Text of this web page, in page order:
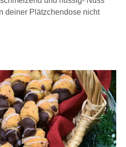
deiner Plätzchendose nicht